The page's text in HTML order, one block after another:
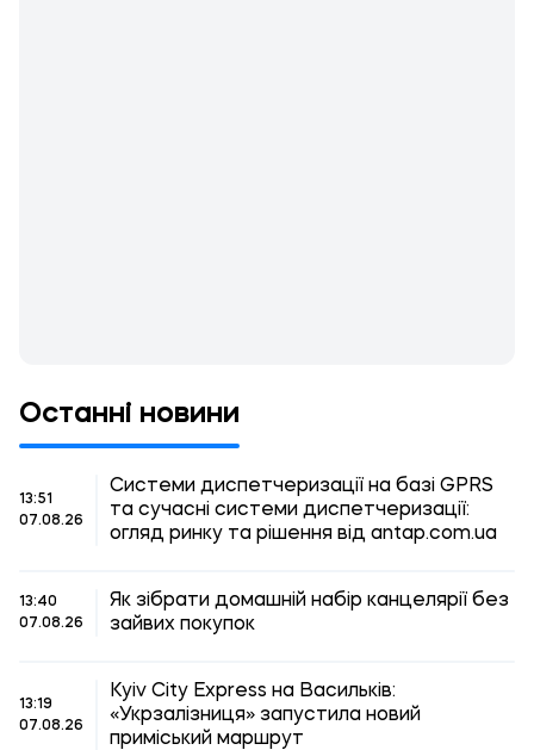
Останні новини
13:51
07.08.26
Системи диспетчеризації на базі GPRS
та сучасні системи диспетчеризації:
огляд ринку та рішення від antap.com.ua
13:40
07.08.26
Як зібрати домашній набір канцелярії без
зайвих покупок
13:19
07.08.26
Kyiv City Express на Васильків:
«Укрзалізниця» запустила новий
приміський маршрут